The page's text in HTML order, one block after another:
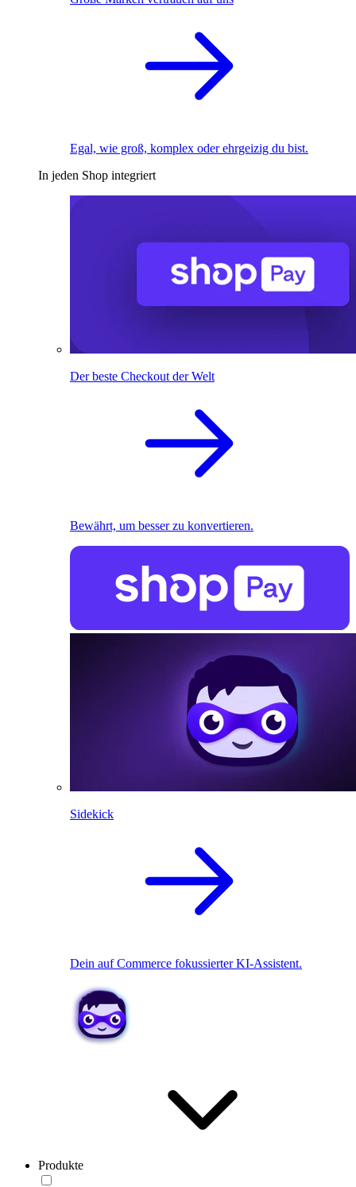
Egal, wie groß, komplex oder ehrgeizig du bist.
In jeden Shop integriert
Der beste Checkout der Welt
Bewährt, um besser zu konvertieren.
Sidekick
Dein auf Commerce fokussierter KI-Assistent.
Produkte